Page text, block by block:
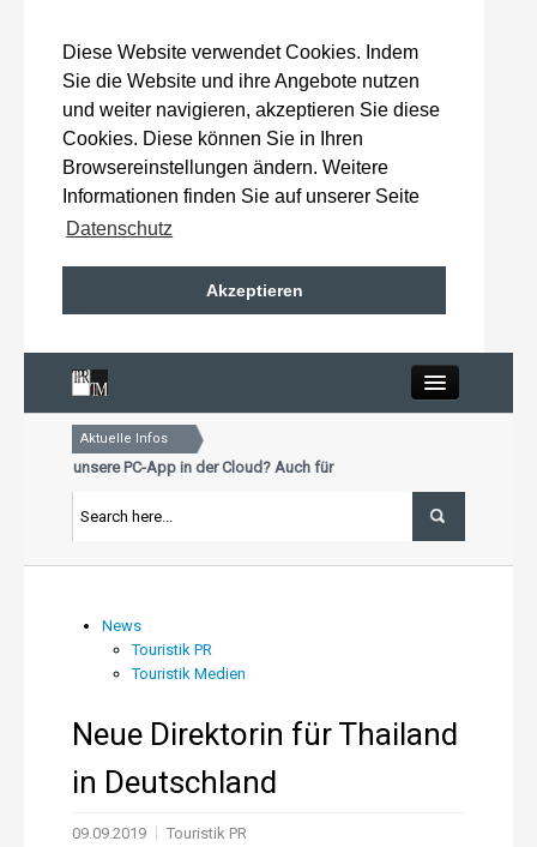
Diese Website verwendet Cookies. Indem
Sie die Website und ihre Angebote nutzen
und weiter navigieren, akzeptieren Sie diese
Cookies. Diese können Sie in Ihren
Browsereinstellungen ändern. Weitere
Informationen finden Sie auf unserer Seite
Datenschutz
Akzeptieren
Home
Aktuelle Infos
schon unsere PC-App in der Cloud? Auch für Mac und Tablet
Aktualisierungstermin für Premiumkunden: 15. Oktober 2026
schon unsere PC-App in der Cloud? Auch für Mac und Tablet
Neue Direktorin für Thailand
in Deutschland
09.09.2019 Touristik PR
News
Touristik PR
Touristik Medien